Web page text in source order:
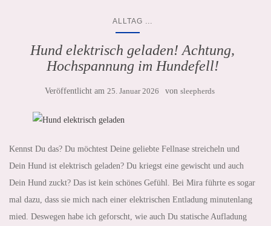
ALLTAG ...
Hund elektrisch geladen! Achtung,
Hochspannung im Hundefell!
Veröffentlicht am 25. Januar 2026 von sleepherds
Kennst Du das? Du möchtest Deine geliebte Fellnase streicheln und
Dein Hund ist elektrisch geladen? Du kriegst eine gewischt und auch
Dein Hund zuckt? Das ist kein schönes Gefühl. Bei Mira führte es sogar
mal dazu, dass sie mich nach einer elektrischen Entladung minutenlang
mied. Deswegen habe ich geforscht, wie auch Du statische Aufladung